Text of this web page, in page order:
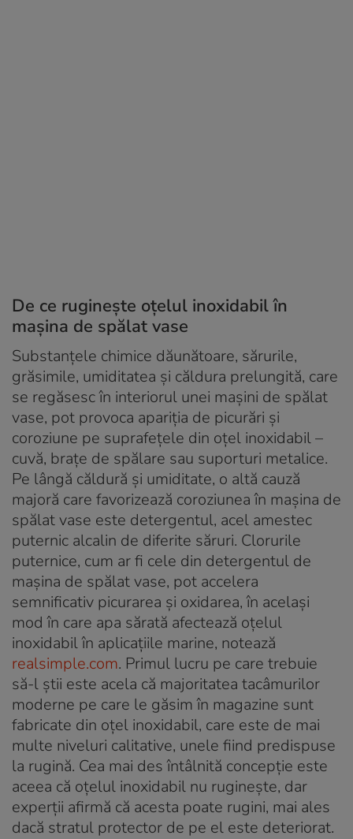
De ce ruginește oțelul inoxidabil în
mașina de spălat vase
Substanțele chimice dăunătoare, sărurile,
grăsimile, umiditatea și căldura prelungită, care
se regăsesc în interiorul unei mașini de spălat
vase, pot provoca apariția de picurări și
coroziune pe suprafețele din oțel inoxidabil –
cuvă, brațe de spălare sau suporturi metalice.
Pe lângă căldură și umiditate, o altă cauză
majoră care favorizează coroziunea în mașina de
spălat vase este detergentul, acel amestec
puternic alcalin de diferite săruri. Clorurile
puternice, cum ar fi cele din detergentul de
mașina de spălat vase, pot accelera
semnificativ picurarea și oxidarea, în același
mod în care apa sărată afectează oțelul
inoxidabil în aplicațiile marine, notează
realsimple.com. Primul lucru pe care trebuie
să-l știi este acela că majoritatea tacâmurilor
moderne pe care le găsim în magazine sunt
fabricate din oțel inoxidabil, care este de mai
multe niveluri calitative, unele fiind predispuse
la rugină. Cea mai des întâlnită concepție este
aceea că oțelul inoxidabil nu ruginește, dar
experții afirmă că acesta poate rugini, mai ales
dacă stratul protector de pe el este deteriorat.